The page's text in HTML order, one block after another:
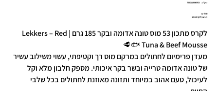
מק"ט:
מק"ט
7290118949763
מחיר
‏7.90 ‏₪
מבצע לקרס 10+1
לקרס מתכון 53 מוס טונה אדומה ובקר 185 גרם | Lekkers – Red
Tuna & Beef Mousse 🐟🥩
מעדן פרימיום לחתולים במרקם מוס רך וקטיפתי, עשוי משילוב עשיר
של טונה אדומה טרייה ובשר בקר איכותי. מספק חלבון מלא וקל
לעיכול, טעם אהוב במיוחד ותזונה מאוזנת לחתולים בכל שלבי